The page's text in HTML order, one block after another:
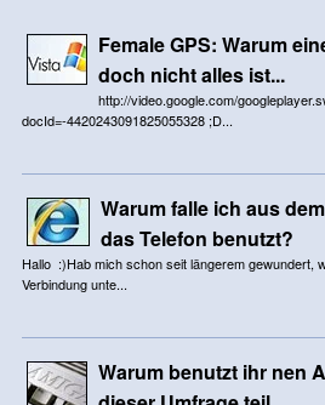
Female GPS: Warum
doch nicht alles ist...
http://video.google.com/
docId=-4420243091825055328 ;D...
Warum falle ich aus
das Telefon benutzt?
Hallo :)Hab mich schon seit längerem gewundert,
Verbindung unte...
Warum benutzt ihr nen